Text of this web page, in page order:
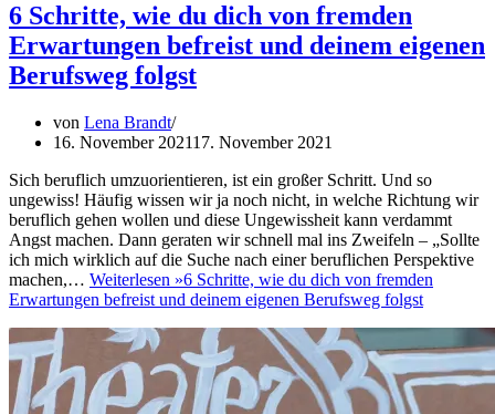
6 Schritte, wie du dich von fremden
Erwartungen befreist und deinem eigenen
Berufsweg folgst
von Lena Brandt
16. November 202117. November 2021
Sich beruflich umzuorientieren, ist ein großer Schritt. Und so
ungewiss! Häufig wissen wir ja noch nicht, in welche Richtung wir
beruflich gehen wollen und diese Ungewissheit kann verdammt
Angst machen. Dann geraten wir schnell mal ins Zweifeln – „Sollte
ich mich wirklich auf die Suche nach einer beruflichen Perspektive
machen,… Weiterlesen »6 Schritte, wie du dich von fremden
Erwartungen befreist und deinem eigenen Berufsweg folgst